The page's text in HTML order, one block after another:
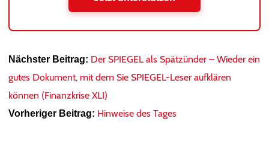
Nächster Beitrag: Der SPIEGEL als Spätzünder – Wieder ein
gutes Dokument, mit dem Sie SPIEGEL-Leser aufklären
können (Finanzkrise XLI)
Vorheriger Beitrag: Hinweise des Tages